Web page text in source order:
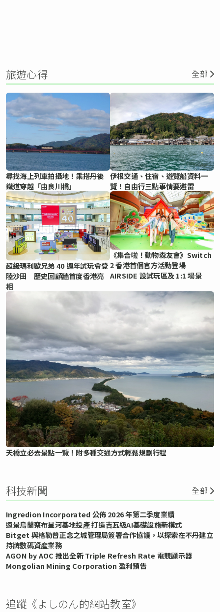
旅遊心得 全部
尋找海上列車拍攝地！乘搭丹後
鐵道穿越「由良川橋」
伊根交通、住宿、遊覽船資料一
覽！自由行三點事情要避雷
超級瑪利歐兄弟 40 週年試玩會登
陸沙田 歷史回顧牆首度香港亮
相
《集合啦！動物森友會》Switch
2 香港首個官方活動登場
AIRSIDE 設試玩區及 1:1 場景
天橋立必去景點一覽！附多種交通方式輕鬆規劃行程
科技新聞 全部
Ingredion Incorporated 公佈 2026 年第二季度業績
遠景烏蘭察布星河基地投產 打造吉瓦級AI基礎設施新模式
Bitget 與格勒普正念之城管理局簽署合作協議，以探索在不丹建立
持牌數碼資產業務
AGON by AOC 推出全新 Triple Refresh Rate 電競顯示器
Mongolian Mining Corporation 盈利預告
追蹤《よしのん的網站教室》